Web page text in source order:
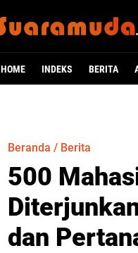
HOME INDEKS BERITA
Beranda / Berita
500
dan